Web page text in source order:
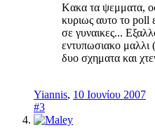
Kακα τα ψεμματα,
κυριως αυτο το poll
σε γυναικες...
εντυπωσιακο μαλλι
δυο σχηματα και
Yiannis, 10 Ιουνίου 2007
#3